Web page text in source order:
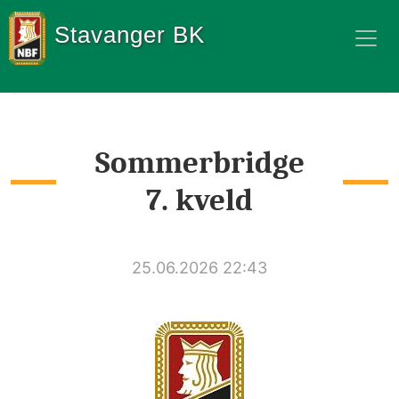
Stavanger BK
Sommerbridge
7. kveld
25.06.2026 22:43